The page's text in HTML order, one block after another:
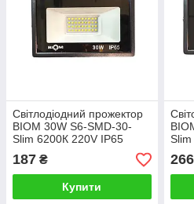
Світлодіодний прожектор
BIOM 30W S6-SMD-30-
Slim 6200К 220V IP65
187 ₴
Купити
266